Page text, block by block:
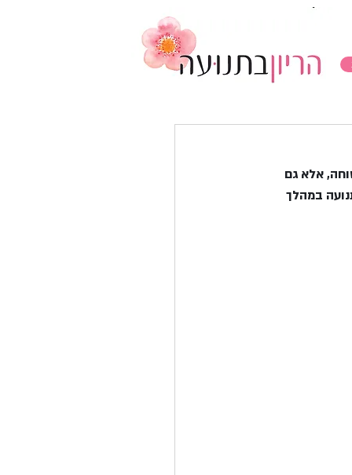
אלא גם
במהלך